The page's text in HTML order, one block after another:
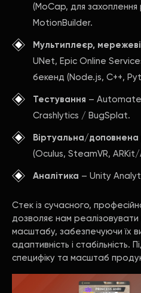
(MoCap, для
MotionBuilder.
Мультиплеєр, мережеві
UNet, Epic Online
бекенд (Node.js, C++,
Тестування –
Crashlytics / BugSplat.
Віртуальна/доповнена
(Oculus, SteamVR,
Аналітика – Unity
Стек із сучасного,
дозволяє нам
масштабу, забезпечуючи їх
адаптивність і стабільність.
специфіку та масштаб